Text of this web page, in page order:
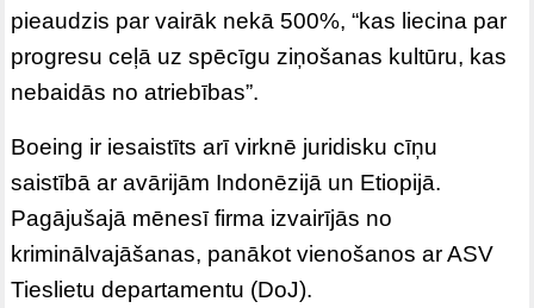
pieaudzis par vairāk nekā 500%, “kas liecina par
progresu ceļā uz spēcīgu ziņošanas kultūru, kas
nebaidās no atriebības”.
Boeing ir iesaistīts arī virknē juridisku cīņu
saistībā ar avārijām Indonēzijā un Etiopijā.
Pagājušajā mēnesī firma izvairījās no
kriminālvajāšanas, panākot vienošanos ar ASV
Tieslietu departamentu (DoJ).